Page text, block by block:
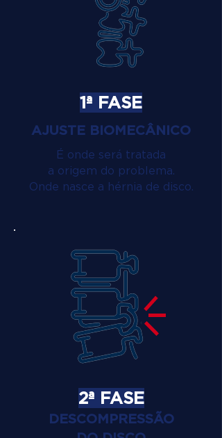
1ª FASE
AJUSTE BIOMECÂNICO
É onde será tratada
a origem do problema.
Onde nasce a hérnia de disco.
2ª FASE
DESCOMPRESSÃO